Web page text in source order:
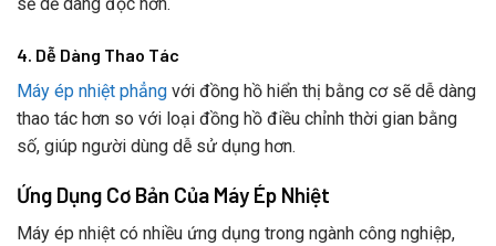
4. Dễ Dàng Thao Tác
Máy ép nhiệt phẳng với đồng hồ hiển thị bằng cơ sẽ dễ dàng
thao tác hơn so với loại đồng hồ điều chỉnh thời gian bằng
số, giúp người dùng dễ sử dụng hơn.
Ứng Dụng Cơ Bản Của Máy Ép Nhiệt
Máy ép nhiệt có nhiều ứng dụng trong ngành công nghiệp,